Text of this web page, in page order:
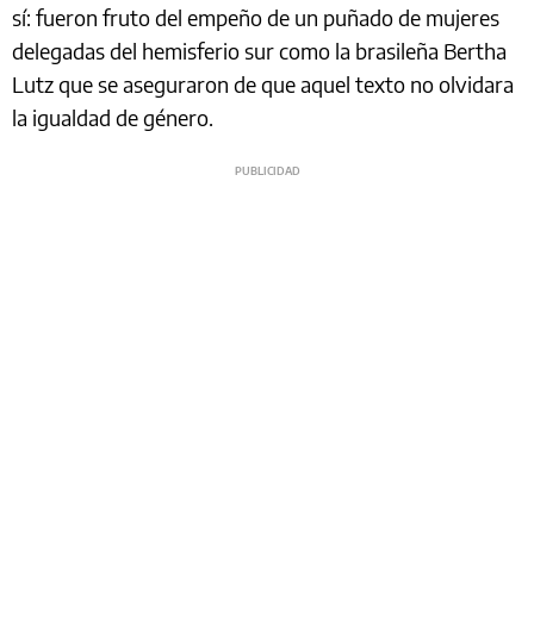
sí: fueron fruto del empeño de un puñado de mujeres
delegadas del hemisferio sur como la brasileña Bertha
Lutz que se aseguraron de que aquel texto no olvidara
la igualdad de género.